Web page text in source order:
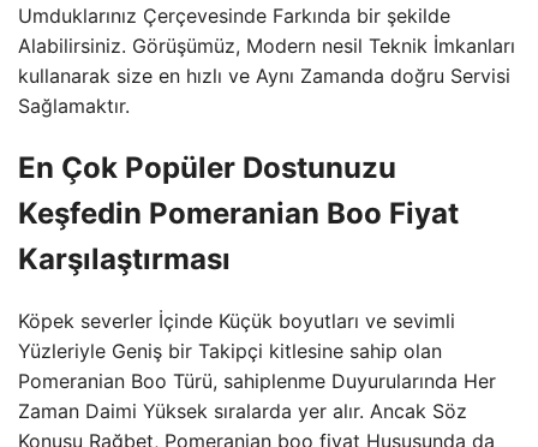
Umduklarınız Çerçevesinde Farkında bir şekilde
Alabilirsiniz. Görüşümüz, Modern nesil Teknik İmkanları
kullanarak size en hızlı ve Aynı Zamanda doğru Servisi
Sağlamaktır.
En Çok Popüler Dostunuzu
Keşfedin Pomeranian Boo Fiyat
Karşılaştırması
Köpek severler İçinde Küçük boyutları ve sevimli
Yüzleriyle Geniş bir Takipçi kitlesine sahip olan
Pomeranian Boo Türü, sahiplenme Duyurularında Her
Zaman Daimi Yüksek sıralarda yer alır. Ancak Söz
Konusu Rağbet, Pomeranian boo fiyat Hususunda da